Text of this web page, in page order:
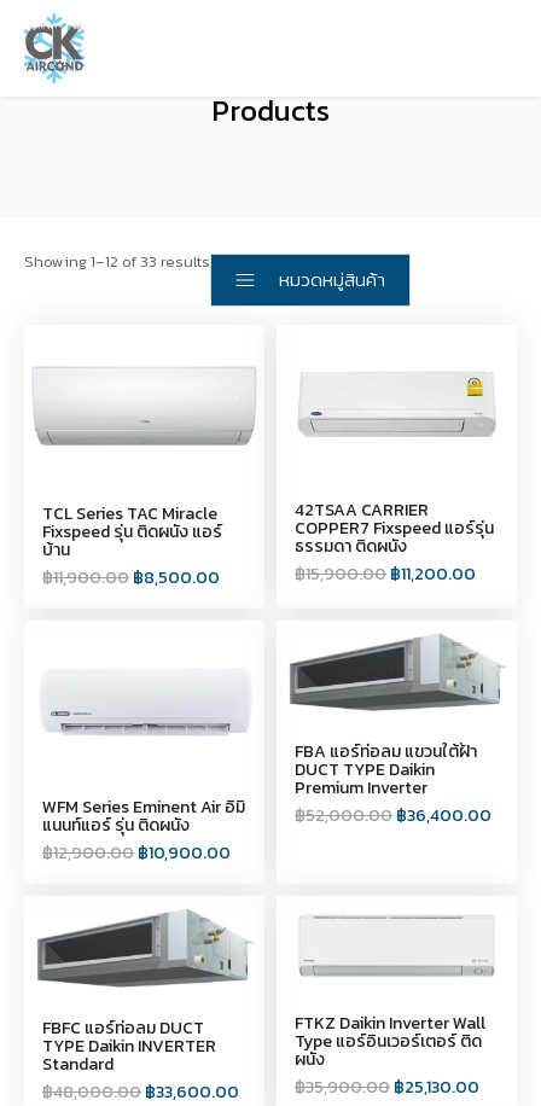
Products
Showing 1–12 of 33 results
หมวดหมู่สินค้า
TCL Series TAC Miracle
Fixspeed รุ่น ติดผนัง แอร์
บ้าน
฿11,900.00฿8,500.00
42TSAA CARRIER
COPPER7 Fixspeed แอร์รุ่น
ธรรมดา ติดผนัง
฿15,900.00฿11,200.00
WFM Series Eminent Air อิมิ
แนนท์แอร์ รุ่น ติดผนัง
฿12,900.00฿10,900.00
FBA แอร์ท่อลม แขวนใต้ฝ้า
DUCT TYPE Daikin
Premium Inverter
฿52,000.00฿36,400.00
FBFC แอร์ท่อลม DUCT
TYPE Daikin INVERTER
Standard
฿48,000.00฿33,600.00
FTKZ Daikin Inverter Wall
Type แอร์อินเวอร์เตอร์ ติด
ผนัง
฿35,900.00฿25,130.00